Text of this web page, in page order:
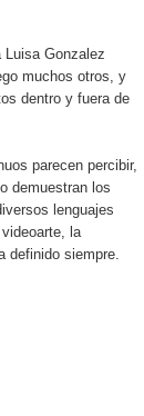
Gonzalez
muchos otros, y
dentro y fuera de
parecen percibir,
demuestran los
lenguajes
la
definido siempre.